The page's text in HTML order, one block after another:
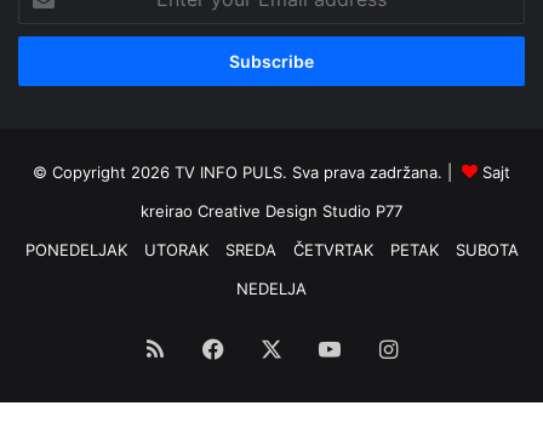
your
Email
© Copyright 2026 TV INFO PULS. Sva prava zadržana. |
Sajt
kreirao Creative Design Studio P77
PONEDELJAK
UTORAK SREDA ČETVRTAK PETAK
SUBOTA
NEDELJA
RSS Facebook YouTubeInstagram